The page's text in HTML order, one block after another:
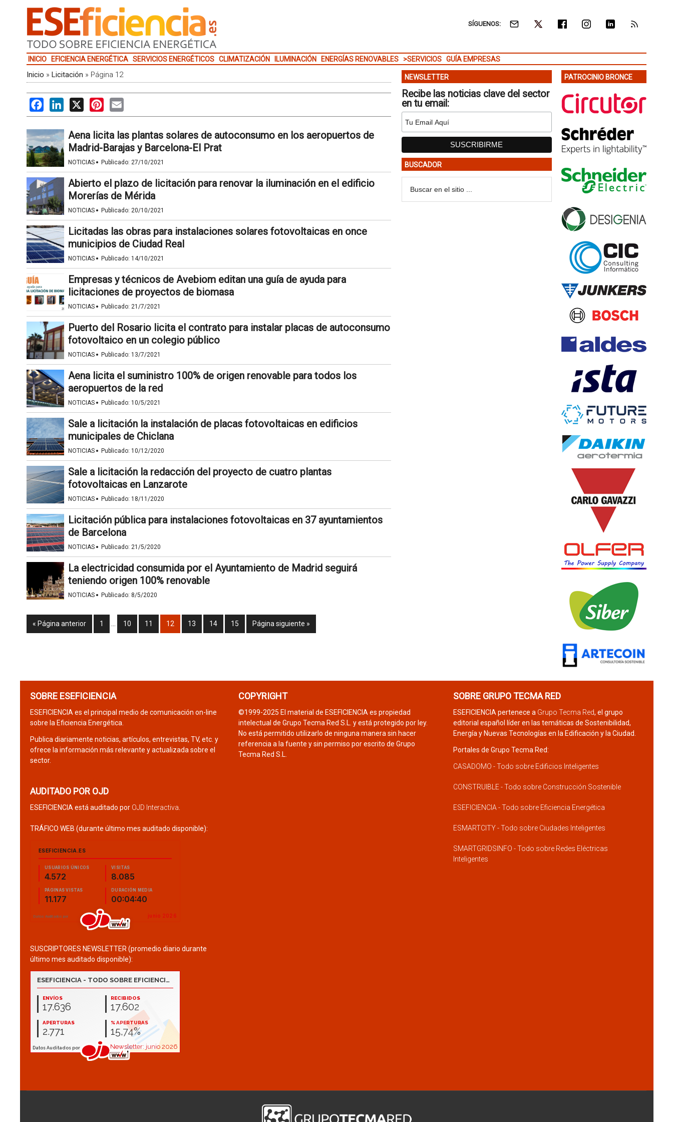
SÍGUENOS:
INICIO EFICIENCIA ENERGÉTICA SERVICIOS ENERGÉTICOS CLIMATIZACIÓN ILUMINACIÓN ENERGÍAS RENOVABLES >SERVICIOS GUÍA EMPRESAS
Inicio » Licitación » Página 12
FacebookLinkedIn
X PinterestEmail
Aena licita las plantas solares de autoconsumo en los aeropuertos de
Madrid-Barajas y Barcelona-El Prat
NOTICIAS · Publicado: 27/10/2021
Abierto el plazo de licitación para renovar la iluminación en el edificio
Morerías de Mérida
NOTICIAS · Publicado: 20/10/2021
Licitadas las obras para instalaciones solares fotovoltaicas en once
municipios de Ciudad Real
NOTICIAS · Publicado: 14/10/2021
Empresas y técnicos de Avebiom editan una guía de ayuda para
licitaciones de proyectos de biomasa
NOTICIAS · Publicado: 21/7/2021
Puerto del Rosario licita el contrato para instalar placas de autoconsumo
fotovoltaico en un colegio público
NOTICIAS · Publicado: 13/7/2021
Aena licita el suministro 100% de origen renovable para todos los
aeropuertos de la red
NOTICIAS · Publicado: 10/5/2021
Sale a licitación la instalación de placas fotovoltaicas en edificios
municipales de Chiclana
NOTICIAS · Publicado: 10/12/2020
Sale a licitación la redacción del proyecto de cuatro plantas
fotovoltaicas en Lanzarote
NOTICIAS · Publicado: 18/11/2020
Licitación pública para instalaciones fotovoltaicas en 37 ayuntamientos
de Barcelona
NOTICIAS · Publicado: 21/5/2020
La electricidad consumida por el Ayuntamiento de Madrid seguirá
teniendo origen 100% renovable
NOTICIAS · Publicado: 8/5/2020
« Página anterior 1 10 11 12 13 14 15 Página siguiente »
NEWSLETTER
Recibe las noticias clave del sector
en tu email:
BUSCADOR
PATROCINIO BRONCE
SOBRE ESEFICIENCIA
ESEFICIENCIA es el principal medio de comunicación on-line
sobre la Eficiencia Energética.
Publica diariamente noticias, artículos, entrevistas, TV, etc. y
ofrece la información más relevante y actualizada sobre el
sector.
AUDITADO POR OJD
ESEFICIENCIA está auditado por OJD Interactiva
TRÁFICO WEB (durante último mes auditado disponible):
SUSCRIPTORES NEWSLETTER (promedio diario durante
último mes auditado disponible):
COPYRIGHT
©1999-2025 El material de ESEFICIENCIA es propiedad
intelectual de Grupo Tecma Red S.L. y está protegido por ley.
No está permitido utilizarlo de ninguna manera sin hacer
referencia a la fuente y sin permiso por escrito de Grupo
Tecma Red S.L.
SOBRE GRUPO TECMA RED
ESEFICIENCIA pertenece a Grupo Tecma Red, el grupo
editorial español líder en las temáticas de Sostenibilidad,
Energía y Nuevas Tecnologías en la Edificación y la Ciudad.
Portales de Grupo Tecma Red:
CASADOMO - Todo sobre Edificios Inteligentes
CONSTRUIBLE - Todo sobre Construcción Sostenible
ESEFICIENCIA - Todo sobre Eficiencia Energética
ESMARTCITY - Todo sobre Ciudades Inteligentes
SMARTGRIDSINFO - Todo sobre Redes Eléctricas
Inteligentes